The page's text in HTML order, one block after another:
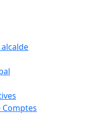
Comptes